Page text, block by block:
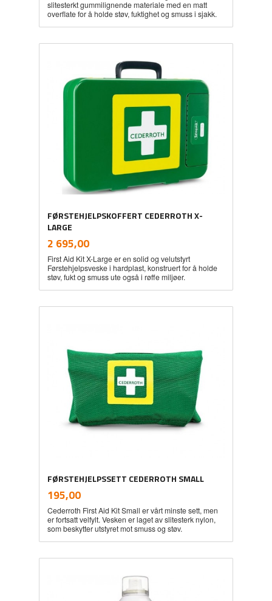
slitesterkt gummilignende materiale med en matt
overflate for å holde støv, fuktighet og smuss i sjakk.
FØRSTEHJELPSKOFFERT CEDERROTH X-
LARGE
Pris
2 695,00mva.
First Aid Kit X-Large er en solid og velutstyrt
Førstehjelpsveske i hardplast, konstruert for å holde
støv, fukt og smuss ute også i røffe miljøer.
FØRSTEHJELPSSETT CEDERROTH SMALL
Pris
195,00mva.
Cederroth First Aid Kit Small er vårt minste sett, men
er fortsatt velfylt. Vesken er laget av slitesterk nylon,
som beskytter utstyret mot smuss og støv.